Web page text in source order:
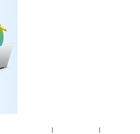
| |